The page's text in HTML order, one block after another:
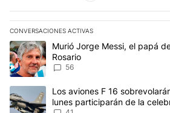
CONVERSACIONES ACTIVAS
Este listado muestra los artículos con
Un artículo de tendencia con el título
Murió Jorge Messi, el papá
Rosario
56
Un artículo de tendencia con el título
Los aviones F 16
lunes participarán de la